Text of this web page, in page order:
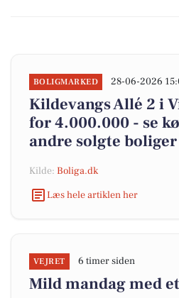
BOLIGMARKED 28-06-2026
Kildevangs Allé 2 i
for 4.000.000 - se
andre solgte boliger
Kilde: Boliga.dk
Læs hele artiklen her
VEJRET 6 timer siden
Mild mandag med